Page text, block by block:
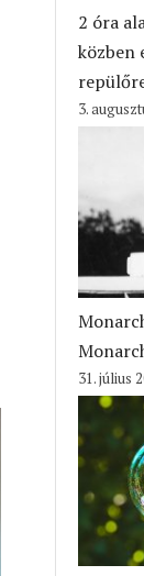
2 óra
közben
3.
31. július